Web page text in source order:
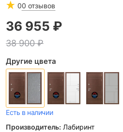
00 отзывов
38 900 ₽
36 955 ₽
Другие цвета
Есть в наличии
Производитель: Лабиринт